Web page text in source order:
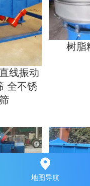
线振动
全不锈
树脂
地图导航